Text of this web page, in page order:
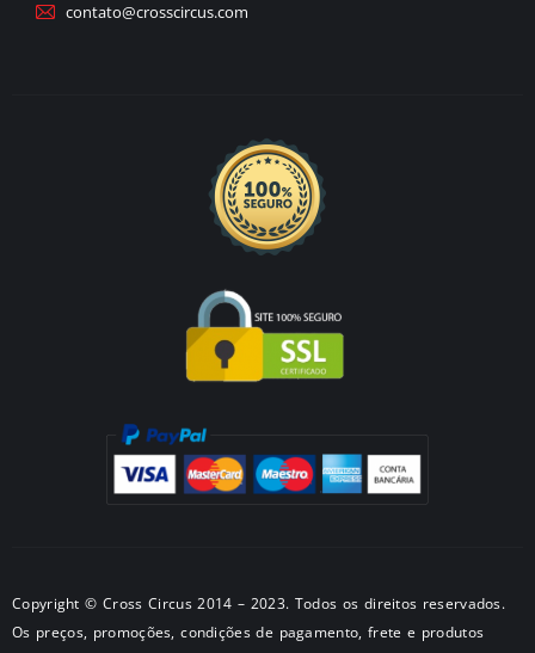
contato@crosscircus.com
Copyright © Cross Circus 2014 – 2023. Todos os direitos reservados.
Os preços, promoções, condições de pagamento, frete e produtos